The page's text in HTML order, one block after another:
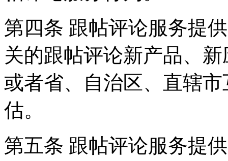
第四条 跟帖评论服务提
关的跟帖评论新产品、
或者省、自治区、直辖
估。
第五条 跟帖评论服务提